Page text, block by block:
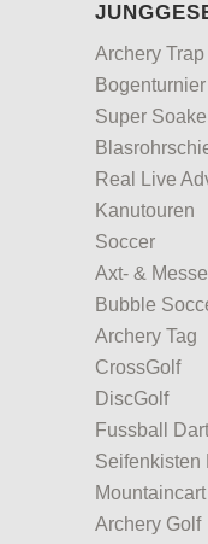
Archery Trap
Bogenturnier
Super
Real Live
Kanutouren
Soccer
Axt- &
Bubble
Archery Tag
CrossGolf
DiscGolf
Fussball Dart
Seifenkisten
Mountaincart
Archery Golf